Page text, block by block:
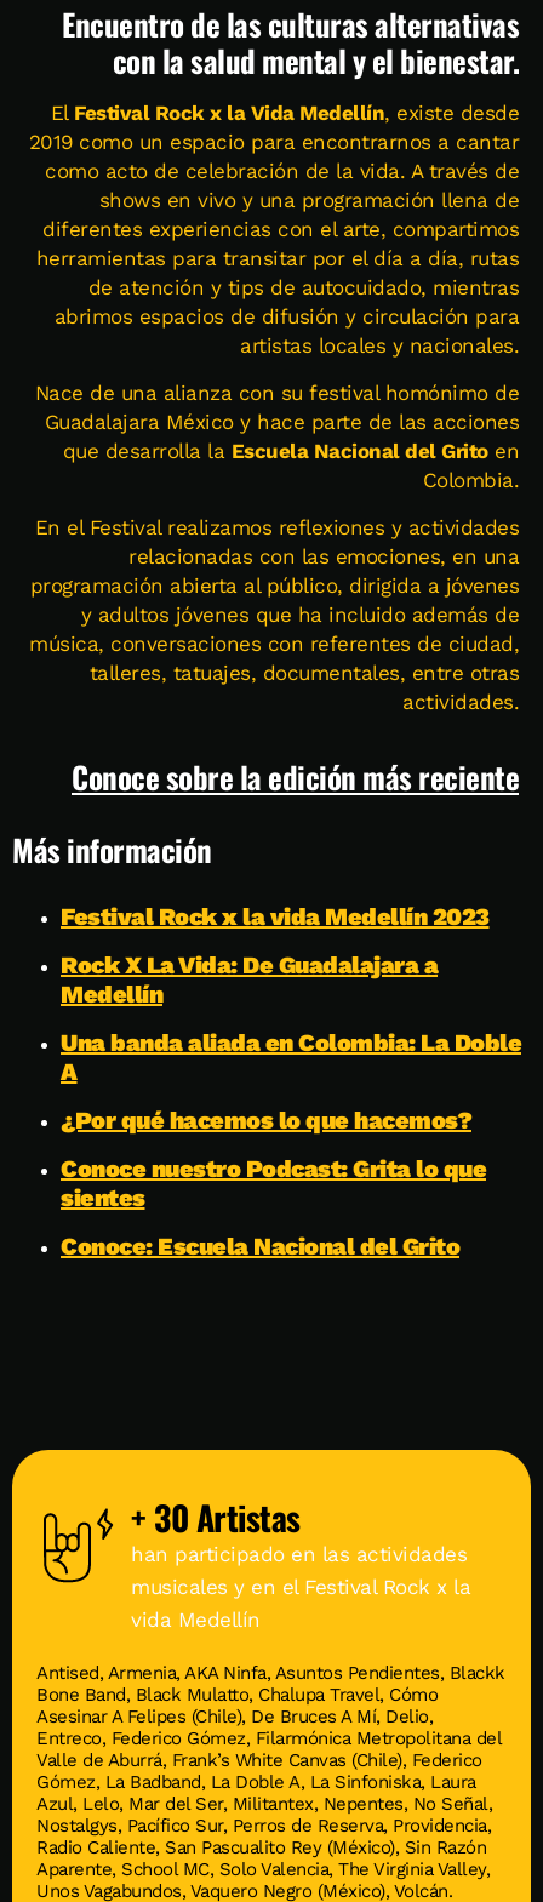
Encuentro de las culturas alternativas
con la salud mental y el bienestar.
El Festival Rock x la Vida Medellín, existe desde
2019 como un espacio para encontrarnos a cantar
como acto de celebración de la vida. A través de
shows en vivo y una programación llena de
diferentes experiencias con el arte, compartimos
herramientas para transitar por el día a día, rutas
de atención y tips de autocuidado, mientras
abrimos espacios de difusión y circulación para
artistas locales y nacionales.
Nace de una alianza con su festival homónimo de
Guadalajara México y hace parte de las acciones
que desarrolla la Escuela Nacional del Gritoen
Colombia.
En el Festival realizamos reflexiones y actividades
relacionadas con las emociones, en una
programación abierta al público, dirigida a jóvenes
y adultos jóvenes que ha incluido además de
música, conversaciones con referentes de ciudad,
talleres, tatuajes, documentales, entre otras
actividades.
Conoce sobre la edición más reciente
Más información
Festival Rock x la vida Medellín 2023
Rock X La Vida: De Guadalajara a
Medellín
Una banda aliada en Colombia: La Doble
A
¿Por qué hacemos lo que hacemos?
Conoce nuestro Podcast: Grita lo que
sientes
Conoce: Escuela Nacional del Grito
+30Artistas
han participado en las actividades
musicales y en el Festival Rock x la
vida Medellín
Antised, Armenia, AKA Ninfa, Asuntos Pendientes, Blackk
Bone Band, Black Mulatto, Chalupa Travel, Cómo
Asesinar A Felipes (Chile), De Bruces A Mí, Delio,
Entreco, Federico Gómez, Filarmónica Metropolitana del
Valle de Aburrá, Frank’s White Canvas (Chile), Federico
Gómez, La Badband, La Doble A, La Sinfoniska, Laura
Azul, Lelo, Mar del Ser, Militantex, Nepentes, No Señal,
Nostalgys, Pacífico Sur, Perros de Reserva, Providencia,
Radio Caliente, San Pascualito Rey (México), Sin Razón
Aparente, School MC, Solo Valencia, The Virginia Valley,
Unos Vagabundos, Vaquero Negro (México), Volcán.